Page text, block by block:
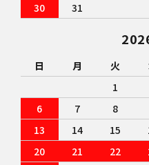
30
31
日 月 火
1
6
7 8
13
14 15
20
21 22